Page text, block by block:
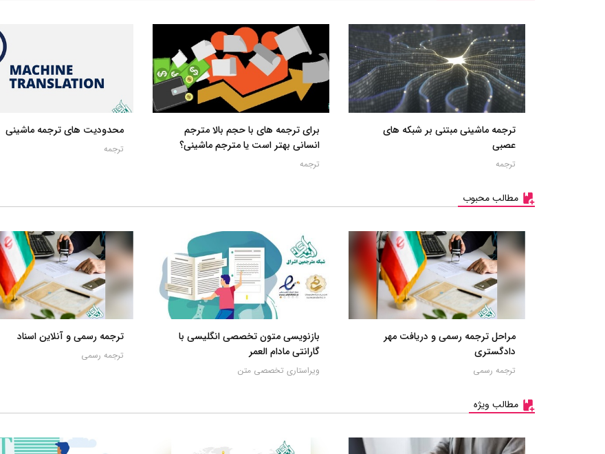
ترجمه ماشینی مبتنی بر شبکه های
عصبی
ترجمه
برای ترجمه های با حجم بالا مترجم
انسانی بهتر است یا مترجم ماشینی؟
ترجمه
محدودیت های ترجمه ماشینی
ترجمه
مطالب محبوب
مراحل ترجمه رسمی و دریافت مهر
دادگستری
ترجمه رسمی
بازنویسی متون تخصصی انگلیسی با
گارانتی مادام العمر
ویراستاری تخصصی متن
ترجمه رسمی و آنلاین اسناد
ترجمه رسمی
مطالب ویژه